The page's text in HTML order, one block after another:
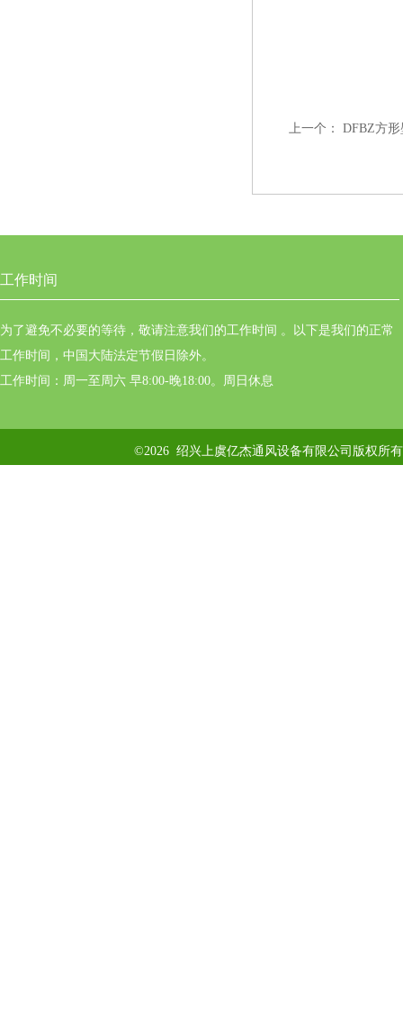
上一个： DFBZ方
工作时间
为了避免不必要的等待，敬请注意我们的工作时间 。以下是我们的正常
工作时间，中国大陆法定节假日除外。
工作时间：周一至周六 早8:00-晚18:00。周日休息
©2026 绍兴上虞亿杰通风设备有限公司版权所有